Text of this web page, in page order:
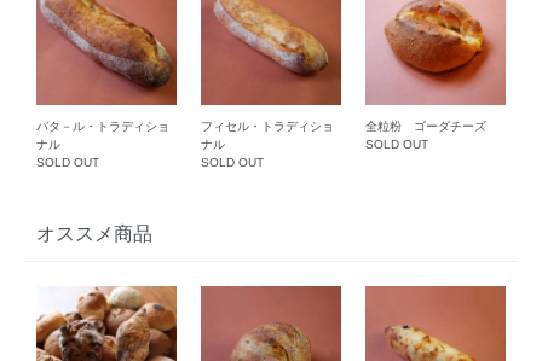
バタ－ル・トラディショ
ナル
SOLD OUT
フィセル・トラディショ
ナル
SOLD OUT
全粒粉 ゴーダチーズ
SOLD OUT
オススメ商品